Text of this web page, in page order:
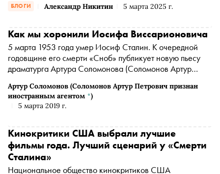
БЛОГИ Александр Никитин 5 марта 2025 г.
Артур Соломонов (Соломонов Артур Петрович признан
иностранным агентом *)
5 марта 2019 г.
Как мы хоронили Иосифа Виссарионовича
5 марта 1953 года умер Иосиф Сталин. К очередной
годовщине его смерти «Сноб» публикует новую пьесу
драматургаАртура Соломонова (Соломонов Артур
которой происходит в наши дни, когда все яснее
становится, что слухи о смерти Сталина «сильно
преувеличены»
Кинокритики США выбрали лучшие
фильмы года. Лучший сценарий у «Смерти
Сталина»
Национальное общество кинокритиков США